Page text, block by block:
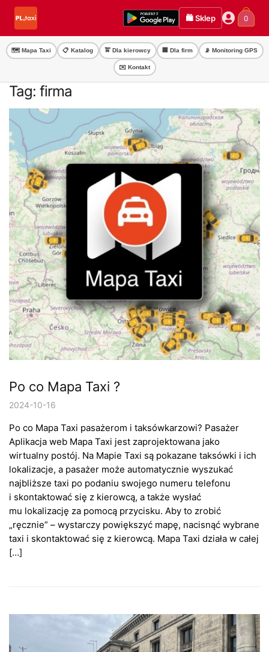
Przejdź
nawigacji
Przejdź
treści
🛍️ Sklep 0
🗺️ Mapa Taxi 📋 Katalog 🚖 Dla kierowcy 🏢 Dla firm 📡 Monitoring GPS
✉️ Kontakt
Tag: firma
Po co Mapa Taxi ?
2024-10-16
Po co Mapa Taxi pasażerom i taksówkarzowi? Pasażer
Aplikacja web Mapa Taxi jest zaprojektowana jako
wirtualny postój. Na Mapie Taxi są pokazane taksówki i ich
lokalizacje, a pasażer może automatycznie wyszukać
najbliższe taxi po podaniu swojego numeru telefonu
i skontaktować się z kierowcą, a także wysłać
mu lokalizację za pomocą przycisku. Aby to zrobić
„ręcznie” – wystarczy powiększyć mapę, nacisnąć wybrane
taxi i skontaktować się z kierowcą. Mapa Taxi działa w całej
[…]